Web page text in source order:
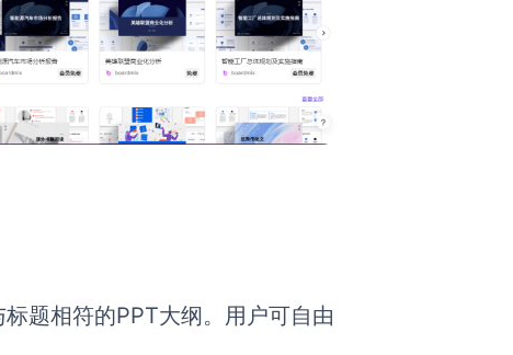
题相符的PPT大纲。用户可自由